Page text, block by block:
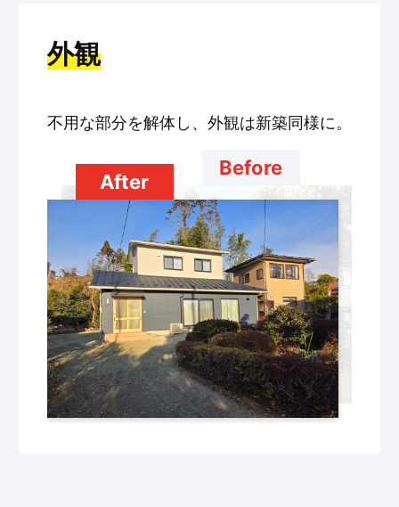
外観
不用な部分を解体し、外観は新築同様に。
Before
After